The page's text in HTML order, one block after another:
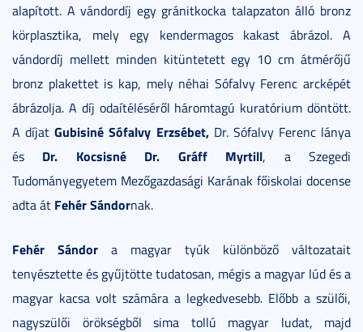
alapított. A vándordíj egy gránitkocka talapzaton álló bronz
körplasztika, mely egy kendermagos kakast ábrázol. A
vándordíj mellett minden kitüntetett egy 10 cm átmérőjű
bronz plakettet is kap, mely néhai Sófalvy Ferenc arcképét
ábrázolja. A díj odaítéléséről háromtagú kuratórium döntött.
A díjatGubisiné Sófalvy Erzsébet,Dr. Sófalvy Ferenc lánya
és Dr. Kocsisné Dr. Gráff Myrtill, a Szegedi
Tudományegyetem Mezőgazdasági Karának főiskolai docense
adta át Fehér Sándornak.
Fehér Sándor a magyar tyúk különböző változatait
tenyésztette és gyűjtötte tudatosan, mégis a magyar lúd és a
magyar kacsa volt számára a legkedvesebb. Előbb a szülői,
nagyszülői örökségből sima tollú magyar ludat, majd